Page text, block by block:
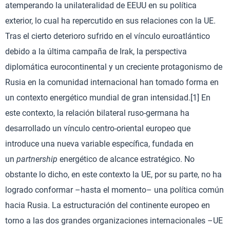
atemperando la unilateralidad de EEUU en su política
exterior, lo cual ha repercutido en sus relaciones con la UE.
Tras el cierto deterioro sufrido en el vínculo euroatlántico
debido a la última campaña de Irak, la perspectiva
diplomática eurocontinental y un creciente protagonismo de
Rusia en la comunidad internacional han tomado forma en
un contexto energético mundial de gran intensidad.[1] En
este contexto, la relación bilateral ruso-germana ha
desarrollado un vínculo centro-oriental europeo que
introduce una nueva variable específica, fundada en
un partnership energético de alcance estratégico. No
obstante lo dicho, en este contexto la UE, por su parte, no ha
logrado conformar –hasta el momento– una política común
hacia Rusia. La estructuración del continente europeo en
torno a las dos grandes organizaciones internacionales –UE